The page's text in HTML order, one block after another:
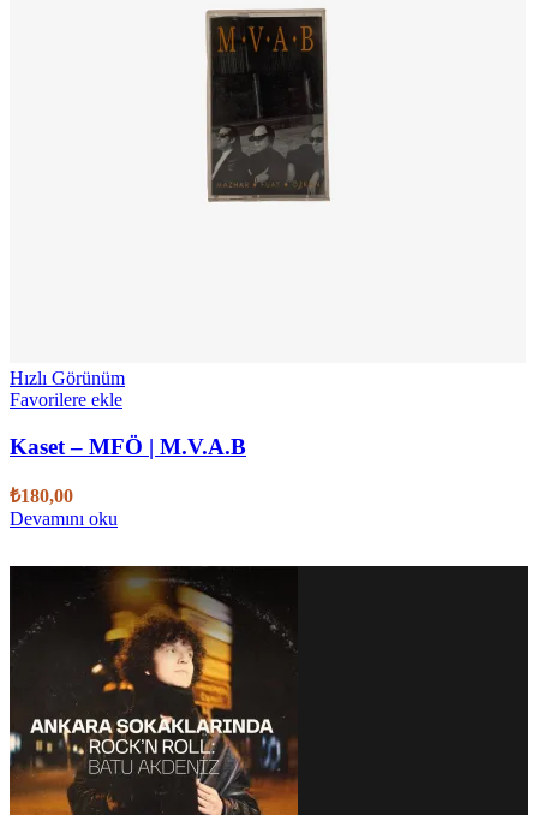
Hızlı Görünüm
Favorilere ekle
Kaset – MFÖ | M.V.A.B
₺180,00
Devamını oku